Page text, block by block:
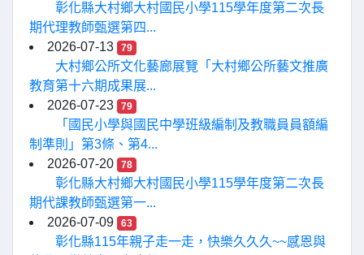
彰化縣大村鄉大村國民小學115學年度第二次長
期代理教師甄選第四...
2026-07-13
79
大村鄉公所文化藝廊展覽「大村鄉公所藝文推廣
教育第十六期成果展...
2026-07-23
79
「國民小學與國民中學班級編制及教職員員額編
制準則」第3條、第4...
2026-07-20
78
彰化縣大村鄉大村國民小學115學年度第二次長
期代課教師甄選第一...
2026-07-09
63
彰化縣115年親子走一走，快樂久久久~~感恩與